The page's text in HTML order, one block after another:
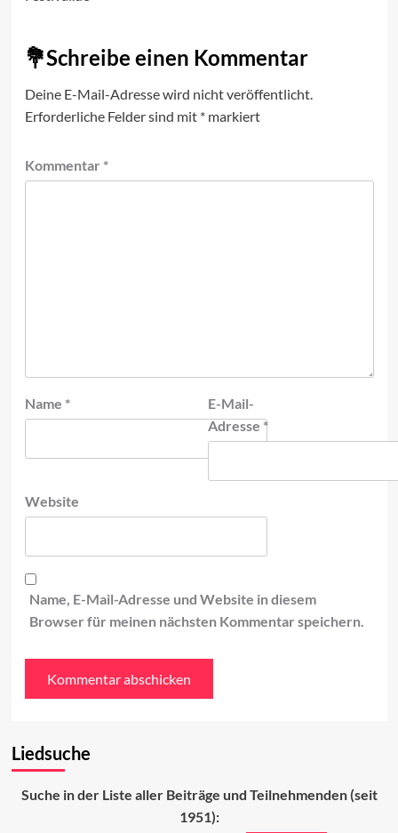
Schreibe einen Kommentar
Deine E-Mail-Adresse wird nicht veröffentlicht.
Erforderliche Felder sind mit *markiert
Kommentar *
Name *
E-Mail-
Adresse*
Website
Name, E-Mail-Adresse und Website in diesem
Browser für meinen nächsten Kommentar speichern.
Liedsuche
Suche in der Liste aller Beiträge und Teilnehmenden (seit
1951):